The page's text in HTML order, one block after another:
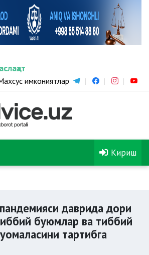
имкониятлар
Кириш
даврида дори
буюмлар ва тиббий
тартибга